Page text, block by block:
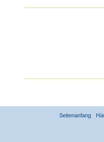
Seitenanfang